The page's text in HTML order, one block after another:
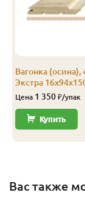
Вагонка (осина),
Экстра
Цена 1 350 ₽/упак
Купить
Вас также